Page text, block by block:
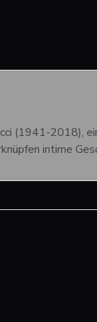
(1941-2018),
intime